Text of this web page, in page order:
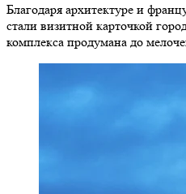
Благодаря архитектуре и
стали визитной карточкой
комплекса продумана до